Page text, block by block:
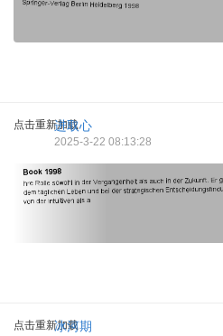
点击重新加载
进取心
2025-3-22 08:13:28
点击重新加载
冰河期